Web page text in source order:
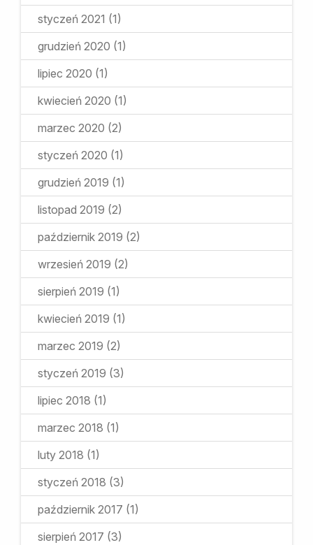
styczeń 2021 (1)
grudzień 2020 (1)
lipiec 2020 (1)
kwiecień 2020 (1)
marzec 2020 (2)
styczeń 2020 (1)
grudzień 2019 (1)
listopad 2019 (2)
październik 2019 (2)
wrzesień 2019 (2)
sierpień 2019 (1)
kwiecień 2019 (1)
marzec 2019 (2)
styczeń 2019 (3)
lipiec 2018 (1)
marzec 2018 (1)
luty 2018 (1)
styczeń 2018 (3)
październik 2017 (1)
sierpień 2017 (3)